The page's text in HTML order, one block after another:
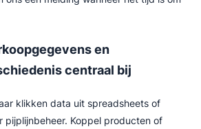
en
centraal bij
klikken data uit spreadsheets of
pijplijnbeheer. Koppel producten of